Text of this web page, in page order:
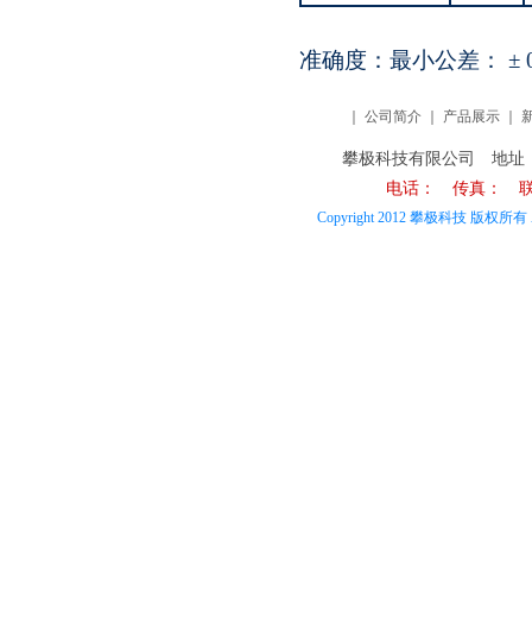
准确度：最小公差： ±
公司简介 产品展示
攀极科技有限公司 地址
电话： 传真： 联
Copyright 2012 攀极科技 版权所